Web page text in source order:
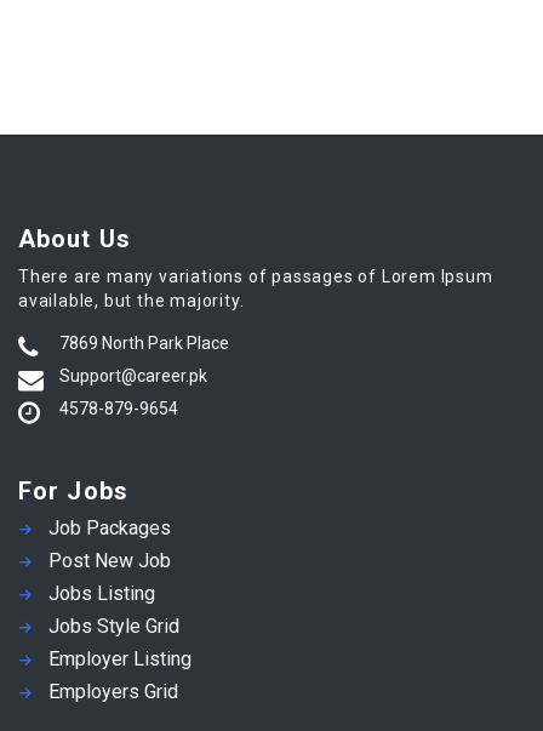
About Us
There are many variations of passages of Lorem Ipsum
available, but the majority.
7869 North Park Place
Support@career.pk
4578-879-9654
For Jobs
Job Packages
Post New Job
Jobs Listing
Jobs Style Grid
Employer Listing
Employers Grid